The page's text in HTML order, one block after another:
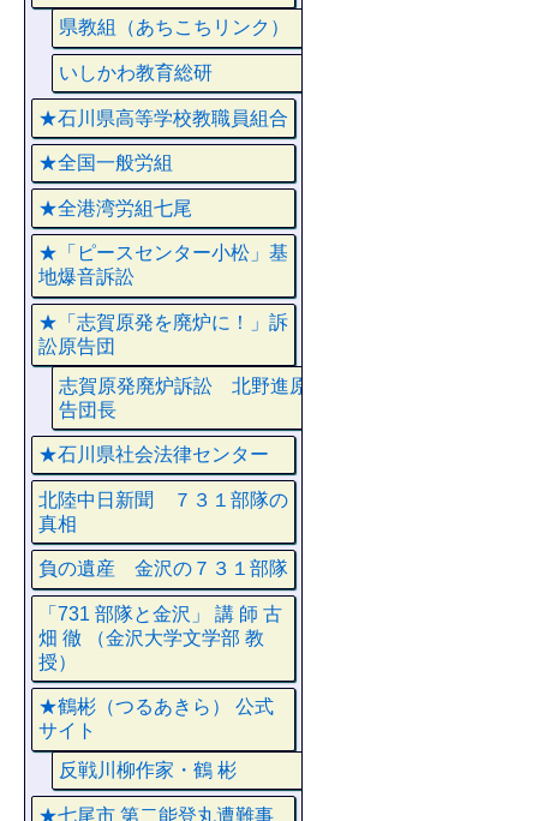
県教組（あちこちリンク）
いしかわ教育総研
★石川県高等学校教職員組合
★全国一般労組
★全港湾労組七尾
★「ピースセンター小松」基
地爆音訴訟
★「志賀原発を廃炉に！」訴
訟原告団
志賀原発廃炉訴訟 北野進原
告団長
★石川県社会法律センター
北陸中日新聞 ７３１部隊の
真相
負の遺産 金沢の７３１部隊
「731 部隊と金沢」 講 師 古
畑 徹 （金沢大学文学部 教
授）
★鶴彬（つるあきら） 公式
サイト
反戦川柳作家・鶴 彬
★七尾市 第二能登丸遭難事